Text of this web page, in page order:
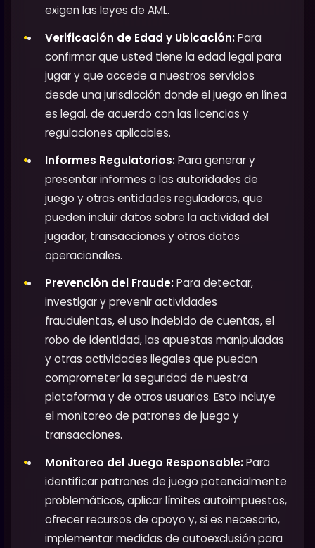
exigen las leyes de AML.
Verificación de Edad y Ubicación:Para
confirmar que usted tiene la edad legal para
jugar y que accede a nuestros servicios
desde una jurisdicción donde el juego en línea
es legal, de acuerdo con las licencias y
regulaciones aplicables.
Informes Regulatorios:Para generar y
presentar informes a las autoridades de
juego y otras entidades reguladoras, que
pueden incluir datos sobre la actividad del
jugador, transacciones y otros datos
operacionales.
Prevención del Fraude:Para detectar,
investigar y prevenir actividades
fraudulentas, el uso indebido de cuentas, el
robo de identidad, las apuestas manipuladas
y otras actividades ilegales que puedan
comprometer la seguridad de nuestra
plataforma y de otros usuarios. Esto incluye
el monitoreo de patrones de juego y
transacciones.
Monitoreo del Juego Responsable:Para
identificar patrones de juego potencialmente
problemáticos, aplicar límites autoimpuestos,
ofrecer recursos de apoyo y, si es necesario,
implementar medidas de autoexclusión para